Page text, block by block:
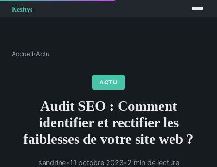
Accueil›Actu
ACTU
Audit SEO : Comment
identifier et rectifier les
faiblesses de votre site web ?
sandrine•11 octobre 2023•2 min de lecture